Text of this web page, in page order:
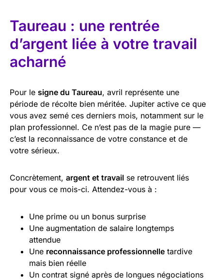
Taureau : une rentrée
d’argent liée à votre travail
acharné
Pour le signe du Taureau, avril représente une
période de récolte bien méritée. Jupiter active ce que
vous avez semé ces derniers mois, notamment sur le
plan professionnel. Ce n’est pas de la magie pure —
c’est la reconnaissance de votre constance et de
votre sérieux.
Concrètement, argent et travail se retrouvent liés
pour vous ce mois-ci. Attendez-vous à :
Une prime ou un bonus surprise
Une augmentation de salaire longtemps
attendue
Une reconnaissance professionnelle tardive
mais bien réelle
Un contrat signé après de longues négociations